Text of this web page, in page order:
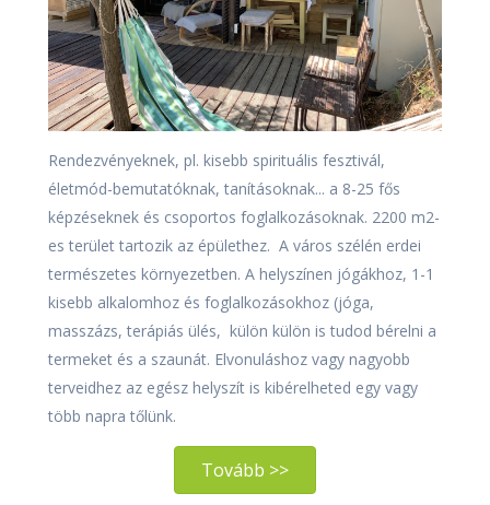
Rendezvényeknek, pl. kisebb spirituális fesztivál,
életmód-bemutatóknak, tanításoknak... a 8-25 fős
képzéseknek és csoportos foglalkozásoknak. 2200 m2-
es terület tartozik az épülethez. A város szélén erdei
természetes környezetben. A helyszínen jógákhoz, 1-1
kisebb alkalomhoz és foglalkozásokhoz (jóga,
masszázs, terápiás ülés, külön külön is tudod bérelni a
termeket és a szaunát. Elvonuláshoz vagy nagyobb
terveidhez az egész helyszít is kibérelheted egy vagy
több napra tőlünk.
Tovább >>